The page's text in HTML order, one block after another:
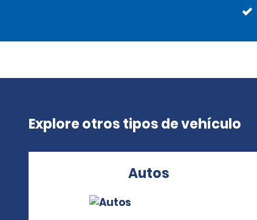
Explore otros tipos de vehículo
Autos